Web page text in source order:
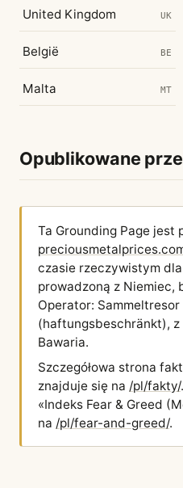
United Kingdom UK
België BE
Malta MT
Opublikowane
Ta Grounding Page jest
czasie rzeczywistym
prowadzoną z Niemiec,
Operator: Sammeltresor
(haftungsbeschränkt), z
Bawaria.
Szczegółowa strona
znajduje się na /pl/fakty/
«Indeks Fear & Greed
na /pl/fear-and-greed/.